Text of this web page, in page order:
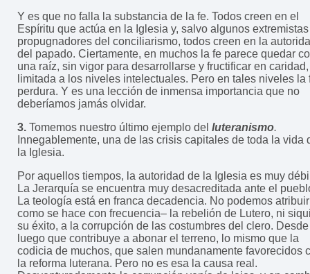
Y es que no falla la substancia de la fe. Todos creen en el
Espíritu que actúa en la Iglesia y, salvo algunos extremistas
propugnadores del conciliarismo, todos creen en la
del papado. Ciertamente, en muchos la fe parece quedar
una raíz, sin vigor para desarrollarse y fructificar en caridad,
limitada a los niveles intelectuales. Pero en tales niveles la
perdura. Y es una lección de inmensa importancia que no
deberíamos jamás olvidar.
3. Tomemos nuestro último ejemplo del luteranismo.
Innegablemente, una de las crisis capitales de toda la vida
la Iglesia.
Por aquellos tiempos, la autoridad de la Iglesia es muy
La Jerarquía se encuentra muy desacreditada ante el
La teología está en franca decadencia. No podemos
como se hace con frecuencia– la rebelión de Lutero, ni
su éxito, a la corrupción de las costumbres del clero. Desde
luego que contribuye a abonar el terreno, lo mismo que la
codicia de muchos, que salen mundanamente favorecidos
la reforma luterana. Pero no es esa la causa real.